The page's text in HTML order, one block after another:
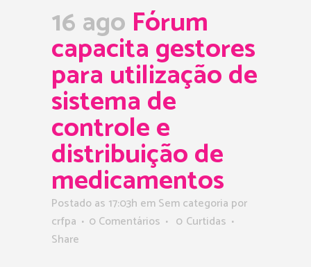
16 ago Fórum
capacita gestores
para utilização de
sistema de
controle e
distribuição de
medicamentos
Postado as 17:03h em Sem categoria por
crfpa
0 Comentários 0 Curtidas
Share